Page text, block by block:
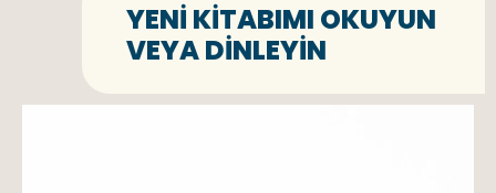
YENI KITABIMI OKUYUN
VEYA DINLEYIN